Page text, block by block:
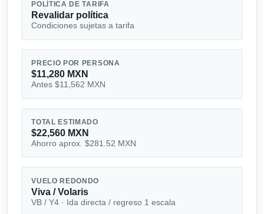
POLÍTICA DE TARIFA
Revalidar política
Condiciones sujetas a tarifa
PRECIO POR PERSONA
$11,280 MXN
Antes $11,562 MXN
TOTAL ESTIMADO
$22,560 MXN
Ahorro aprox. $281.52 MXN
VUELO REDONDO
Viva / Volaris
VB / Y4 · Ida directa / regreso 1 escala